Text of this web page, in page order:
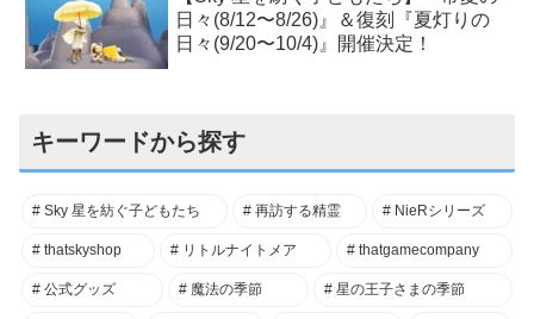
日々(8/12〜8/26)』＆復刻『夏灯りの
日々(9/20〜10/4)』開催決定！
キーワードから探す
Sky 星を紡ぐ子どもたち 再訪する精霊 NieRシリーズ
thatskyshop リトルナイトメア thatgamecompany
公式グッズ 魔法の季節 星の王子さまの季節